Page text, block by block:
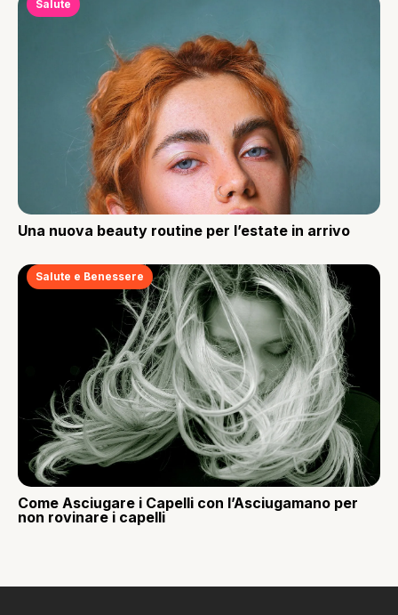
Salute
Una nuova beauty routine per l’estate in arrivo
Salute e Benessere
Come Asciugare i Capelli con l’Asciugamano per
non rovinare i capelli